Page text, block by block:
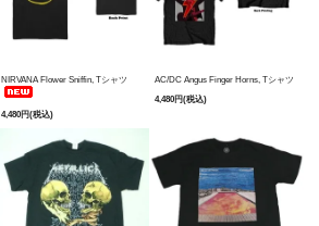
NIRVANA Flower Sniffin, Tシャツ
4,480円(税込)
AC/DC Angus Finger Horns, Tシャツ
4,480円(税込)